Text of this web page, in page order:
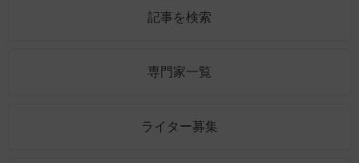
記事を検索
専門家一覧
ライター募集